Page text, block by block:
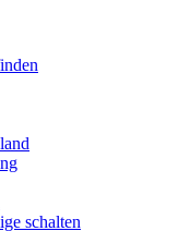
schalten